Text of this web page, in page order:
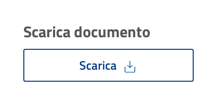
Scarica documento
Scarica